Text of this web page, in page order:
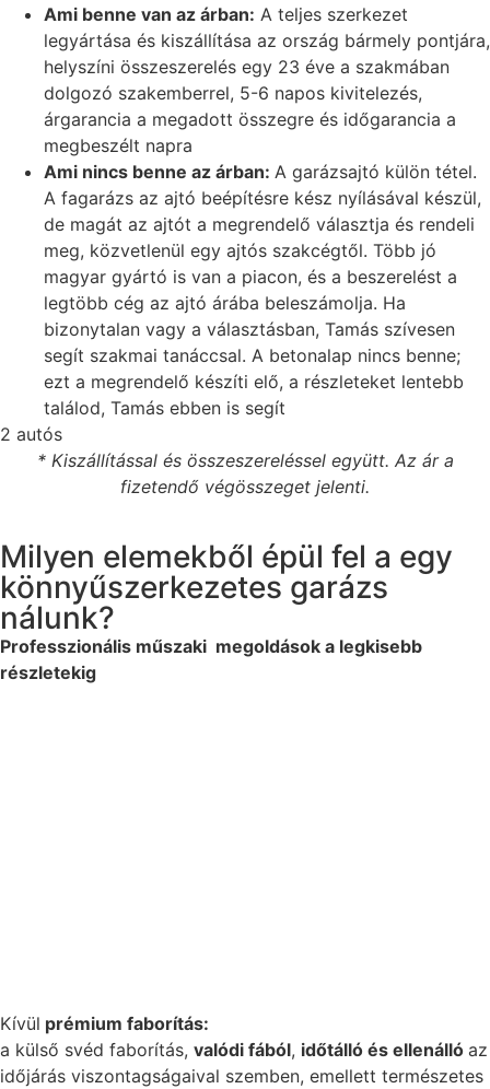
Ami benne van az árban: A teljes szerkezet
legyártása és kiszállítása az ország bármely pontjára,
helyszíni összeszerelés egy 23 éve a szakmában
dolgozó szakemberrel, 5-6 napos kivitelezés,
árgarancia a megadott összegre és időgarancia a
megbeszélt napra
Ami nincs benne az árban: A garázsajtó külön tétel.
A fagarázs az ajtó beépítésre kész nyílásával készül,
de magát az ajtót a megrendelő választja és rendeli
meg, közvetlenül egy ajtós szakcégtől. Több jó
magyar gyártó is van a piacon, és a beszerelést a
legtöbb cég az ajtó árába beleszámolja. Ha
bizonytalan vagy a választásban, Tamás szívesen
segít szakmai tanáccsal. A betonalap nincs benne;
ezt a megrendelő készíti elő, a részleteket lentebb
találod, Tamás ebben is segít
2 autós
* Kiszállítással és összeszereléssel együtt. Az ár a
fizetendő végösszeget jelenti.
Milyen elemekből épül fel a egy
könnyűszerkezetes garázs
nálunk?
Professzionális műszaki megoldások a legkisebb
részletekig
Kívül prémium faborítás:
a külső svéd faborítás, valódi fából, időtálló és ellenálló az
időjárás viszontagságaival szemben, emellett természetes